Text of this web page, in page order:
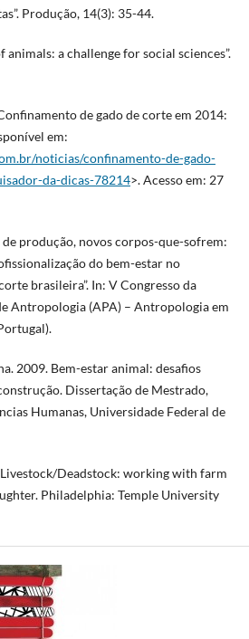
Produção, 14(3): 35-44.
animals: a challenge for social sciences”.
de gado de corte em 2014:
em:
noticias/confinamento-de-gado-
da-dicas-78214>. Acesso em: 27
de produção, novos corpos-que-sofrem:
do bem-estar no
brasileira”. In: V Congresso da
Antropologia (APA) – Antropologia em
2009. Bem-estar animal: desafios
Dissertação de Mestrado,
Humanas, Universidade Federal de
Deadstock: working with farm
Philadelphia: Temple University